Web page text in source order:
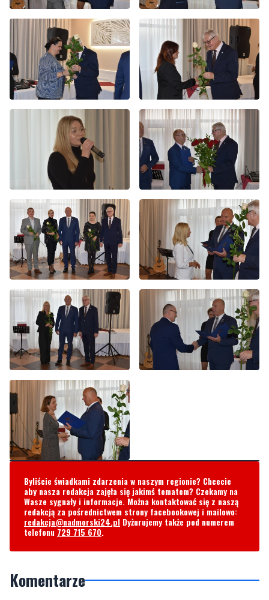
Byliście świadkami zdarzenia w naszym regionie? Chcecie
aby nasza redakcja zajęła się jakimś tematem? Czekamy na
Wasze sygnały i informacje. Można kontaktować się z naszą
redakcją za pośrednictwem strony facebookowej i mailowo:
redakcja@nadmorski24.pl Dyżurujemy także pod numerem
telefonu 729 715 670.
Komentarze